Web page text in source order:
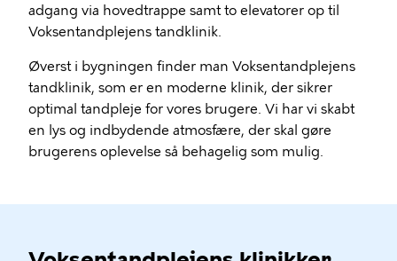
adgang via hovedtrappe samt to elevatorer op til
Voksentandplejens tandklinik.
Øverst i bygningen finder man Voksentandplejens
tandklinik, som er en moderne klinik, der sikrer
optimal tandpleje for vores brugere. Vi har vi skabt
en lys og indbydende atmosfære, der skal gøre
brugerens oplevelse så behagelig som mulig.